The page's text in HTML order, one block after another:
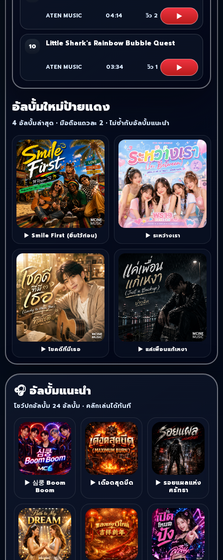
ATEN MUSIC 04:14 วิว 2 ▶
10 Little Shark's Rainbow Bubble Quest
ATEN MUSIC 03:34 วิว 1 ▶
อัลบั้มใหม่ป้ายแดง
4 อัลบั้มล่าสุด • มือถือแถวละ 2 • ไม่ซ้ำกับอัลบั้มแนะนำ
▶ Smile First (ยิ้มไว้ก่อน) ▶ ระหว่างเรา
▶ โชคดีที่มีเธอ ▶ แค่เพื่อนแก้เหงา
อัลบั้มแนะนำ
โชว์ปกอัลบั้ม 24 อัลบั้ม • คลิกเล่นได้ทันที
▶ 심쿵 Boom
Boom
▶ เดือดสุดขีด
▶ รอยแผลแห่ง
ศรัทธา